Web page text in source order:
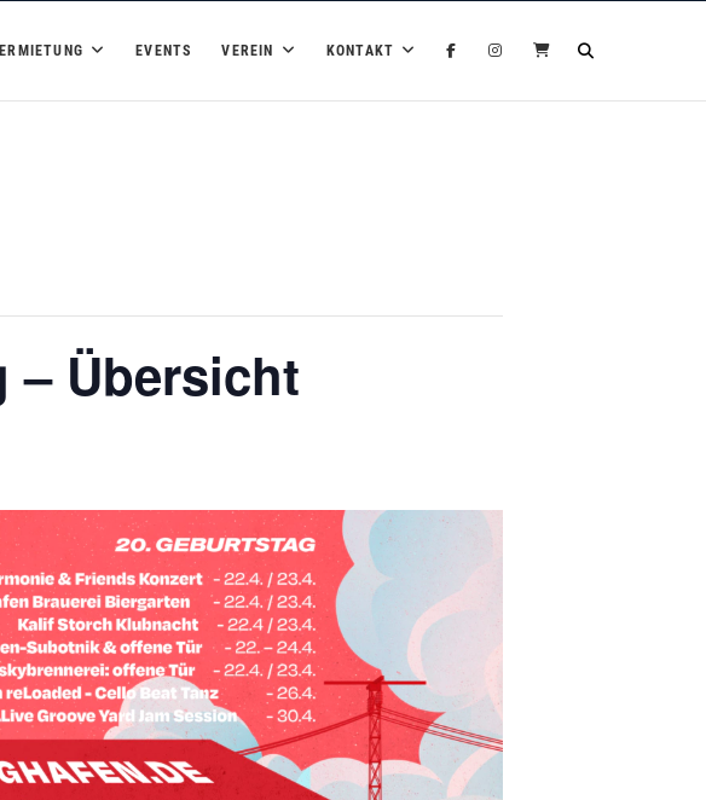
EVENTS VEREIN KONTAKT
– Übersicht